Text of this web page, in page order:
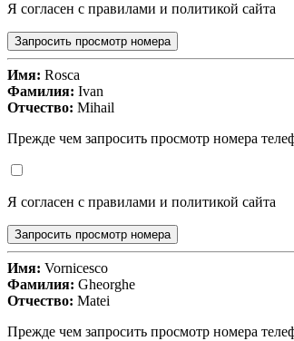
Я согласен с правилами и политикой сайта
Запросить просмотр номера
Имя: Rosca
Фамилия: Ivan
Отчество: Mihail
Прежде чем запросить просмотр номера
Я согласен с правилами и политикой сайта
Запросить просмотр номера
Имя: Vornicesco
Фамилия: Gheorghe
Отчество: Matei
Прежде чем запросить просмотр номера